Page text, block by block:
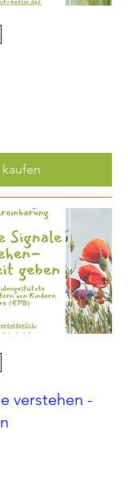
verstehen -